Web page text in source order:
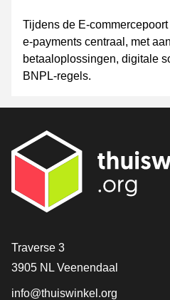
Tijdens de E-
e-payments centraal, met
betaaloplossingen, digitale
BNPL-regels.
Contact
Traverse 3
3905 NL Veenendaal
info@thuiswinkel.org